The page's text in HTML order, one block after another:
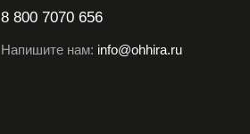
8 800 7070 656
Напишите нам: info@ohhira.ru